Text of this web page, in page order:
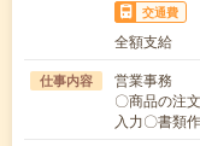
交通費
全額支給
仕事内容
営業事務
〇商品の注
入力〇書類